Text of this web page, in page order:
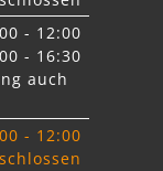
- 12:00
- 16:30
auch
- 12:00